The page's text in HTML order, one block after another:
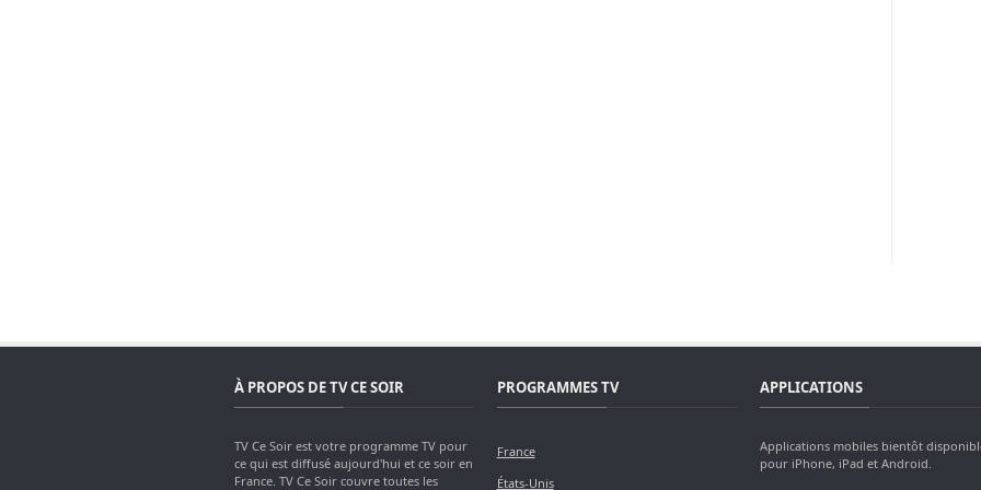
À PROPOS DE TV CE SOIR
TV Ce Soir est votre programme TV pour
ce qui est diffusé aujourd'hui et ce soir en
France. TV Ce Soir couvre toutes les
PROGRAMMES TV
France
États-Unis
APPLICATIONS
Applications mobiles bientôt
pour iPhone, iPad et Android.